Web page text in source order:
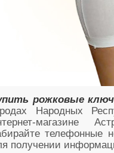
рожковые
Народных
магазине
телефонные
получении